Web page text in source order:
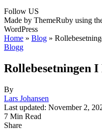
Follow US
Made by ThemeRuby using
WordPress
Home » Blog »
Blogg
Rollebesetningen
By
Lars Johansen
Last updated: November 2,
7 Min Read
Share